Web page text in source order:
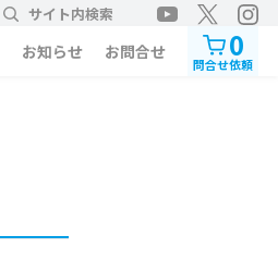
サイト内検索
お知らせ お問合せ 0
問合せ依頼